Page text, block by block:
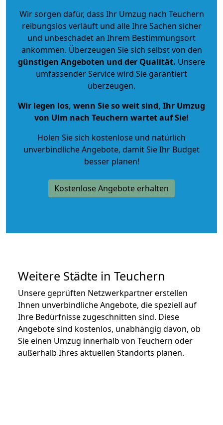
Wir sorgen dafür, dass Ihr Umzug nach Teuchern
reibungslos verläuft und alle Ihre Sachen sicher
und unbeschadet an Ihrem Bestimmungsort
ankommen. Überzeugen Sie sich selbst von den
günstigen Angeboten und der Qualität. Unsere
umfassender Service wird Sie garantiert
überzeugen.
Wir legen los, wenn Sie so weit sind, Ihr Umzug
von Ulm nach Teuchern wartet auf Sie!
Holen Sie sich kostenlose und natürlich
unverbindliche Angebote, damit Sie Ihr Budget
besser planen!
Kostenlose Angebote erhalten
Weitere Städte in Teuchern
Unsere geprüften Netzwerkpartner erstellen
Ihnen unverbindliche Angebote, die speziell auf
Ihre Bedürfnisse zugeschnitten sind. Diese
Angebote sind kostenlos, unabhängig davon, ob
Sie einen Umzug innerhalb von Teuchern oder
außerhalb Ihres aktuellen Standorts planen.